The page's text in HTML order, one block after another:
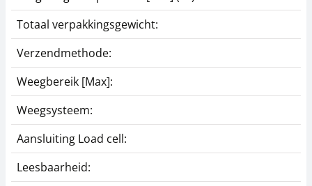
Totaal verpakkingsgewicht:
Verzendmethode:
Weegbereik [Max]:
Weegsysteem:
Aansluiting Load cell:
Leesbaarheid: